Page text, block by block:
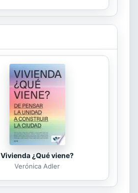
Vivienda ¿Qué viene?
Verónica Adler